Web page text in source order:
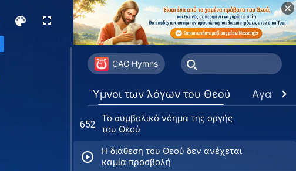
CAG Hymns
Ύμνοι των λόγων του Θεού
649
Ο Θεός διατηρεί την ύπαρξη του
ανθρώπου με τη δίκαιη διάθεσή
Του
650 Το σύμβολο της οργής του Θεού
651 καταστροφή των Σοδόμων από
τον Θεό στην ανθρωπότητα
652
Το συμβολικό νόημα της οργής
του Θεού
Η διάθεση του Θεού δεν ανέχεται
καμία προσβολή